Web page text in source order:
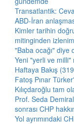
Transatlantik:
ABD-İran
Kimler tarihin
mitinginden
"Baba ocağı" diye
Yeni "yerli ve
Haftaya Bakış
Fatoş Pınar
Kılıçdaroğlu tam
Prof. Seda
sonrası CHP
Yol ayrımındaki